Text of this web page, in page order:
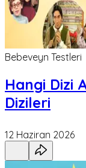
Bebeveyn Testleri
Hangi Dizi
Dizileri
12 Haziran 2026